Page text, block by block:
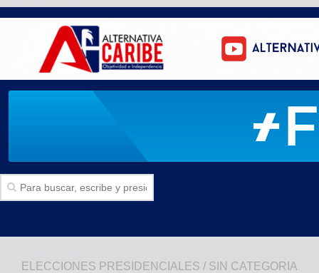
ELECCIONES PRESIDENCIALES / SIN CATEGORIA